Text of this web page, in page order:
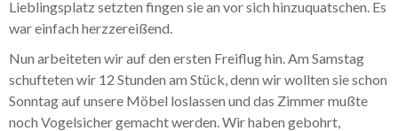
Lieblingsplatz setzten fingen sie an vor sich hinzuquatschen. Es
war einfach herzzereißend.
Nun arbeiteten wir auf den ersten Freiflug hin. Am Samstag
schufteten wir 12 Stunden am Stück, denn wir wollten sie schon
Sonntag auf unsere Möbel loslassen und das Zimmer mußte
noch Vogelsicher gemacht werden. Wir haben gebohrt,